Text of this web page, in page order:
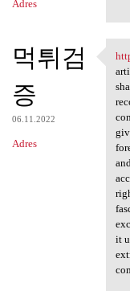
Adres
먹튀검
증
06.11.2022
Adres
it